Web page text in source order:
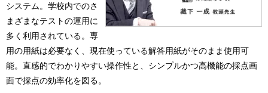
システム。学校内でのさ
まざまなテストの運用に
多く利用されている。専
用の用紙は必要なく、現在使っている解答用紙がそのまま使用可
能。直感的でわかりやすい操作性と、シンプルかつ高機能の採点画
面で採点の効率化を図る。